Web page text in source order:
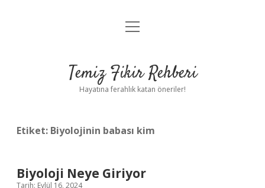
Anasayfa
Yasal Uyarı
menüyü
Temiz Fikir Rehberi
Hayatına ferahlık katan öneriler!
Etiket: Biyolojinin babası kim
Biyoloji Neye Giriyor
Tarih: Eylül 16, 2024